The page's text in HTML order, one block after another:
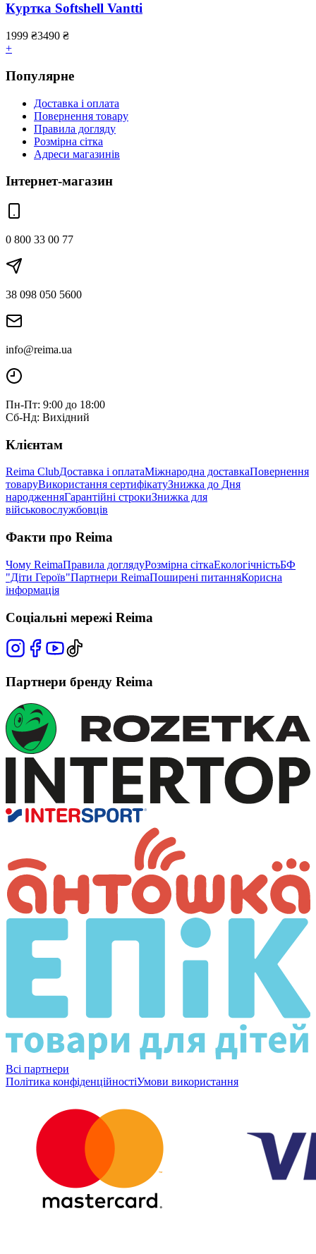
Куртка Softshell Vantti
1999 ₴3490 ₴
+
Популярне
Доставка і оплата
Повернення товару
Правила догляду
Розмірна сітка
Адреси магазинів
Інтернет-магазин
0 800 33 00 77
38 098 050 5600
info@reima.ua
Пн-Пт: 9:00 до 18:00
Сб-Нд: Вихідний
Клієнтам
Reima ClubДоставка і оплатаМіжнародна доставкаПовернення
товаруВикористання сертифікатуЗнижка до Дня
народженняГарантійні строкиЗнижка для
військовослужбовців
Факти про Reima
Чому ReimaПравила доглядуРозмірна сіткаЕкологічністьБФ
"Діти Героїв"Партнери ReimaПоширені питанняКорисна
інформація
Соціальні мережі Reima
Партнери бренду Reima
Всі партнери
Політика конфіденційностіУмови використання